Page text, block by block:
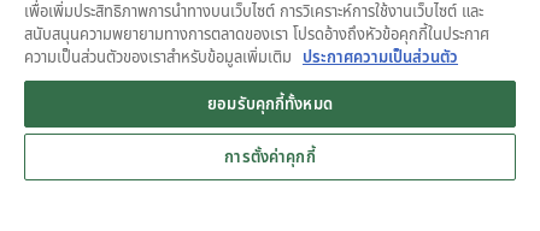
•
© Grab 2010 - 2026
Grab for Android
Open App
เพื่อเพิ่มประสิทธิภาพการนำทางบนเว็บไซต์ การวิเคราะห์การใช้งานเว็บไซต์ และ
สนับสนุนความพยายามทางการตลาดของเรา โปรดอ้างถึงหัวข้อคุกกี้ในประกาศ
ความเป็นส่วนตัวของเราสำหรับข้อมูลเพิ่มเติม
ประกาศความเป็นส่วนตัว
ยอมรับคุกกี้ทั้งหมด
การตั้งค่าคุกกี้